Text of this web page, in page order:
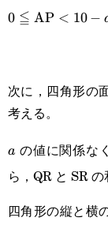
0 ≦ AP < 10 −
次に，四角形の
考える。
a
a の値に関係な
ら，QR と SR の
四角形の縦と横